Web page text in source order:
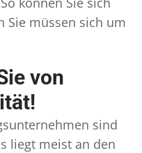
Sie müssen sich um
von
sind
liegt meist an den